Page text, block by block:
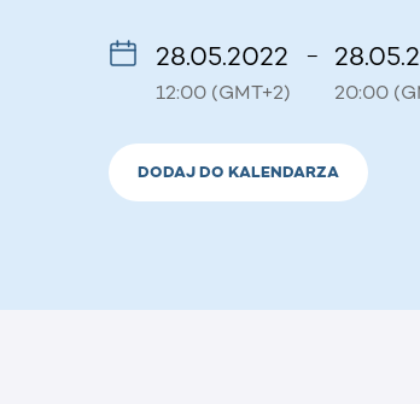
28.05.2022
12:00 (GMT+2)
–
20:00
DODAJ DO KALENDARZA